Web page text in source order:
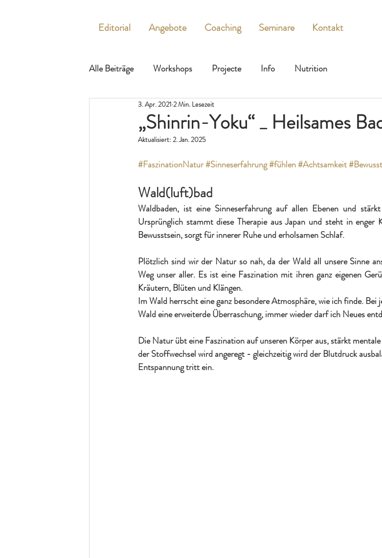
Editorial Angebote Coaching Seminare Kontakt
Alle Beiträge Workshops Projecte Info Nutrition
„Shinrin-Yoku“ _ Heilsames
3. Apr. 2021 2 Min. Lesezeit
Aktualisiert: 2. Jan. 2025
#FaszinationNatur#Sinneserfahrung#fühlen#Achtsamkeit
Wald(luft)bad
Waldbaden, ist eine Sinneserfahrung auf allen Ebenen und
Ursprünglich stammt diese Therapie aus Japan und steht in
Bewusstsein, sorgt für innerer Ruhe und erholsamen Schlaf.
Plötzlich sind wir der Natur so nah, da der Wald all unsere Sinne
Weg unser aller. Es ist eine Faszination mit ihren ganz eigenen
Kräutern, Blüten und Klängen.
Im Wald herrscht eine ganz besondere Atmosphäre, wie ich finde. Bei
Wald eine erweiterde Überraschung, immer wieder darf ich Neues
Die Natur übt eine Faszination auf unseren Körper aus, stärkt
der Stoffwechsel wird angeregt - gleichzeitig wird der Blutdruck
Entspannung tritt ein.